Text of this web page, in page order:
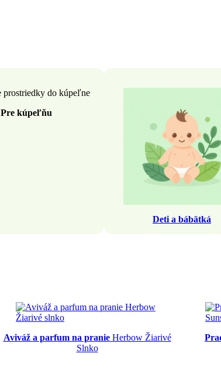
Pre kúpeľňu
Deti a bábätká
Aviváž a parfum na pranieHerbow Žiarivé
Slnko